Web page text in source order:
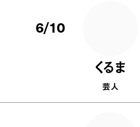
6/10
くるま
芸人